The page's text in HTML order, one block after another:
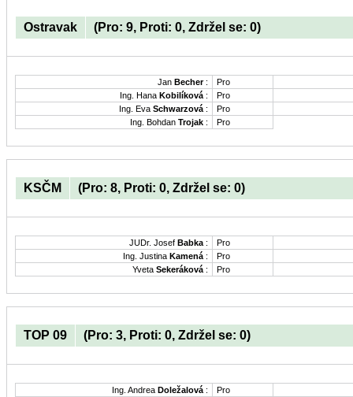
Ostravak (Pro: 9, Proti: 0, Zdržel se: 0)
Jan Becher:
Pro
Ing. Hana Kobilíková :
Pro
Ing. Eva Schwarzová :
Pro
Ing. Bohdan Trojak : Pro
KSČM (Pro: 8, Proti: 0, Zdržel se: 0)
JUDr. Josef Babka :
Pro
Ing. Justina Kamená :
Pro
Yveta Sekeráková : Pro
TOP 09 (Pro: 3, Proti: 0, Zdržel se: 0)
Ing. Andrea Doležalová :
Pro